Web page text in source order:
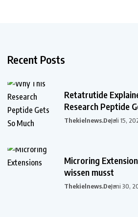
Recent Posts
Retatrutide
Research Peptide
Thekielnews.deJuli 15,
Microring
wissen musst
Thekielnews.deJuni 30,